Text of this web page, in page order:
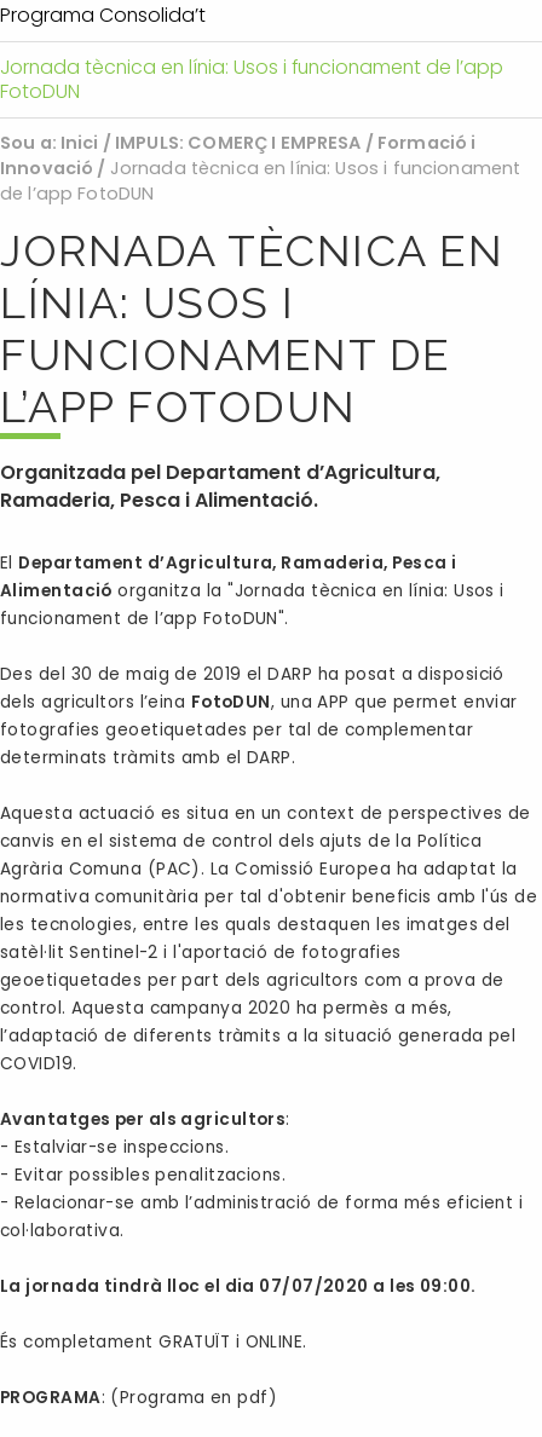
Programa Consolida’t
Jornada tècnica en línia: Usos i funcionament de l’app
FotoDUN
Sou a: Inici / IMPULS: COMERÇ I EMPRESA / Formació i
Innovació / Jornada tècnica en línia: Usos i funcionament
de l’app FotoDUN
JORNADA TÈCNICA EN
LÍNIA: USOS I
FUNCIONAMENT DE
L’APP FOTODUN
Organitzada pel Departament d’Agricultura,
Ramaderia, Pesca i Alimentació.
El Departament d’Agricultura, Ramaderia, Pesca i
Alimentació organitza la "Jornada tècnica en línia: Usos i
funcionament de l’app FotoDUN".
Des del 30 de maig de 2019 el DARP ha posat a disposició
dels agricultors l’eina FotoDUN, una APP quepermet enviar
fotografies geoetiquetades per tal de complementar
determinats tràmits amb el DARP.
Aquesta actuació es situa en un context de perspectives de
canvis en el sistema de control dels ajuts de la Política
Agrària Comuna (PAC). La Comissió Europea ha adaptat la
normativa comunitària per tal d'obtenir beneficis amb l'ús de
les tecnologies, entre les quals destaquen les imatges del
satèl·lit Sentinel-2 i l'aportació de fotografies
geoetiquetades per part dels agricultors com a prova de
control. Aquesta campanya 2020 ha permès a més,
l’adaptació de diferents tràmits a la situació generada pel
COVID19.
Avantatges per als agricultors:
- Estalviar-se inspeccions.
- Evitar possibles penalitzacions.
- Relacionar-se amb l’administració de forma més eficient i
col·laborativa.
La jornada tindrà lloc el dia 07/07/2020 a les 09:00.
És completamentGRATUÏT i ONLINE.
PROGRAMA: (Programa en pdf)